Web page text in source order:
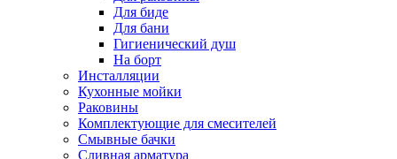
Для биде
Для бани
Гигиенический душ
На борт
Инсталляции
Кухонные мойки
Раковины
Комплектующие для смесителей
Смывные бачки
Сливная арматура